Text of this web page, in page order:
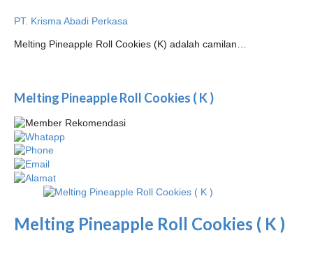
PT. Krisma Abadi Perkasa
Melting Pineapple Roll Cookies (K) adalah camilan…
Melting Pineapple Roll Cookies ( K )
Melting Pineapple Roll Cookies ( K )